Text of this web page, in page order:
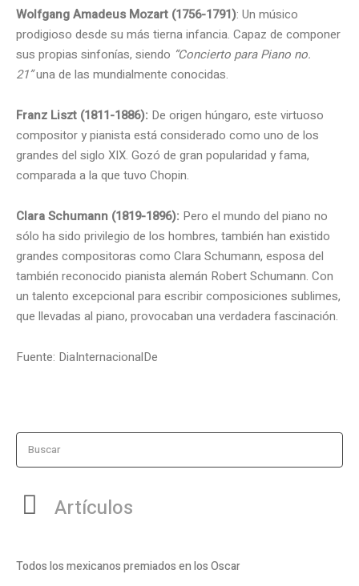
Wolfgang Amadeus Mozart (1756-1791): Un músico
prodigioso desde su más tierna infancia. Capaz de componer
sus propias sinfonías, siendo “Concierto para Piano no.
21”una de las mundialmente conocidas.
Franz Liszt (1811-1886): De origen húngaro, este virtuoso
compositor y pianista está considerado como uno de los
grandes del siglo XIX. Gozó de gran popularidad y fama,
comparada a la que tuvo Chopin.
Clara Schumann (1819-1896): Pero el mundo del piano no
sólo ha sido privilegio de los hombres, también han existido
grandes compositoras como Clara Schumann, esposa del
también reconocido pianista alemán Robert Schumann. Con
un talento excepcional para escribir composiciones sublimes,
que llevadas al piano, provocaban una verdadera fascinación.
Fuente: DiaInternacionalDe
Buscar
Artículos
Todos los mexicanos premiados en los Oscar